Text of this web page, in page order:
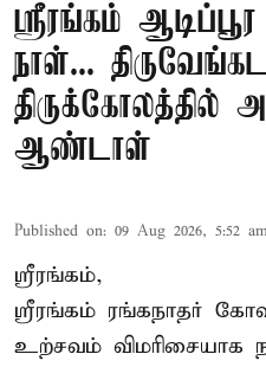
ஸ்ரீரங்கம்
நாள்...
திருக்கோலத்தில்
ஆண்டாள்
Published on: 09 Aug 2026, 5:52
ஸ்ரீரங்கம்,
ஸ்ரீரங்கம் ரங்கநாதர்
உற்சவம் விமரிசையாக